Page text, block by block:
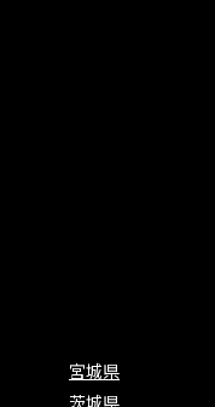
宮城県
茨城県